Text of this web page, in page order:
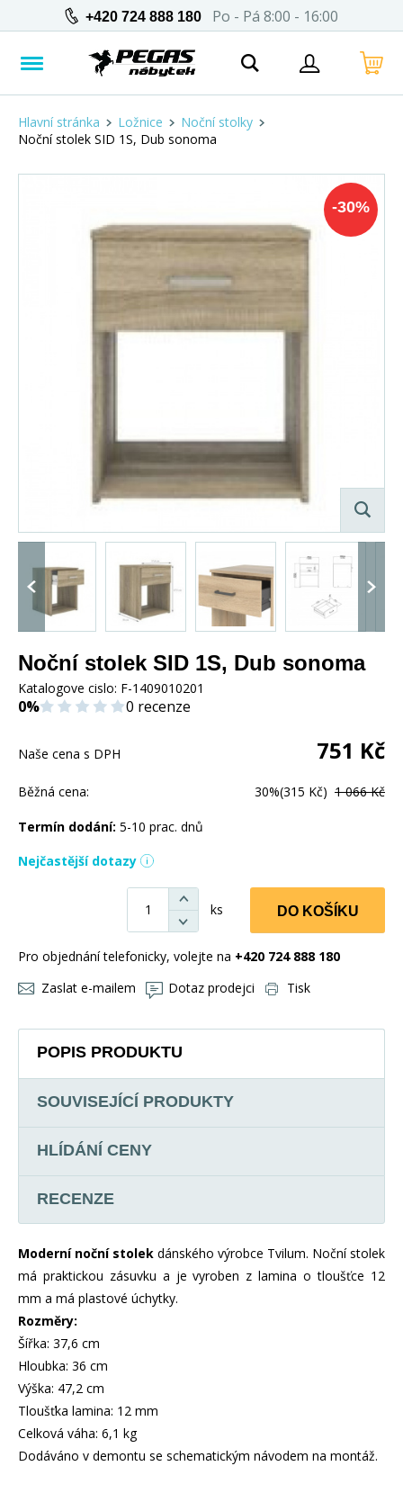
+420 724 888 180 Po - Pá 8:00 - 16:00
Hlavní stránka Ložnice
Noční stolky
Noční stolek SID 1S, Dub sonoma
-30%
Noční stolek SID 1S, Dub sonoma
Katalogove cislo: F-1409010201
0% 0 recenze
Naše cena s DPH 751 Kč
Běžná cena: 30%(315 Kč) 1 066 Kč
Termín dodání: 5-10 prac. dnů
Nejčastější dotazy
ks DO KOŠÍKU
Pro objednání telefonicky, volejte na +420 724 888 180
Zaslat e-mailem
Dotaz prodejci Tisk
POPIS PRODUKTU
SOUVISEJÍCÍ PRODUKTY
HLÍDÁNÍ CENY
RECENZE
Moderní noční stolek dánského výrobce Tvilum. Noční stolek
má praktickou zásuvku a je vyroben z lamina o tloušťce 12
mm a má plastové úchytky.
Rozměry:
Šířka: 37,6 cm
Hloubka: 36 cm
Výška: 47,2 cm
Tloušťka lamina: 12 mm
Celková váha: 6,1 kg
Dodáváno v demontu se schematickým návodem na montáž.